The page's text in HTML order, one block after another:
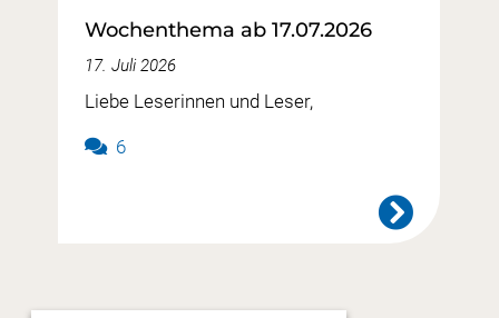
Wochenthema ab 17.07.2026
17. Juli 2026
Liebe Leserinnen und Leser,
6